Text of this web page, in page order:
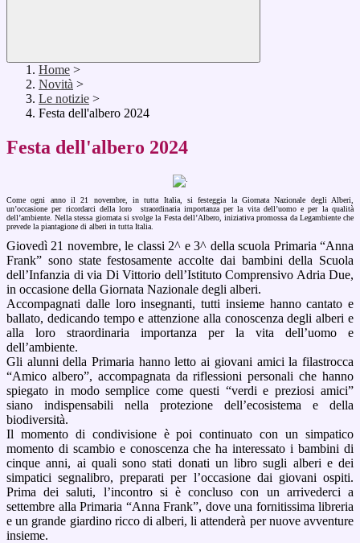
Home >
Novità >
Le notizie >
Festa dell'albero 2024
Festa dell'albero 2024
Come ogni anno il 21 novembre, in tutta Italia, si festeggia la Giornata Nazionale degli Alberi,
un’occasione per ricordarci della loro straordinaria importanza per la vita dell’uomo e per la qualità
dell’ambiente. Nella stessa giornata si svolge la Festa dell’Albero, iniziativa promossa da Legambiente che
prevede la piantagione di alberi in tutta Italia.
Giovedì 21 novembre, le classi 2^ e 3^ della scuola Primaria “Anna
Frank” sono state festosamente accolte dai bambini della Scuola
dell’Infanzia di via Di Vittorio dell’Istituto Comprensivo Adria Due,
in occasione della Giornata Nazionale degli alberi.
Accompagnati dalle loro insegnanti, tutti insieme hanno cantato e
ballato, dedicando tempo e attenzione alla conoscenza degli alberi e
alla loro straordinaria importanza per la vita dell’uomo e
dell’ambiente.
Gli alunni della Primaria hanno letto ai giovani amici la filastrocca
“Amico albero”, accompagnata da riflessioni personali che hanno
spiegato in modo semplice come questi “verdi e preziosi amici”
siano indispensabili nella protezione dell’ecosistema e della
biodiversità.
Il momento di condivisione è poi continuato con un simpatico
momento di scambio e conoscenza che ha interessato i bambini di
cinque anni, ai quali sono stati donati un libro sugli alberi e dei
simpatici segnalibro, preparati per l’occasione dai giovani ospiti.
Prima dei saluti, l’incontro si è concluso con un arrivederci a
settembre alla Primaria “Anna Frank”, dove una fornitissima libreria
e un grande giardino ricco di alberi, li attenderà per nuove avventure
insieme.